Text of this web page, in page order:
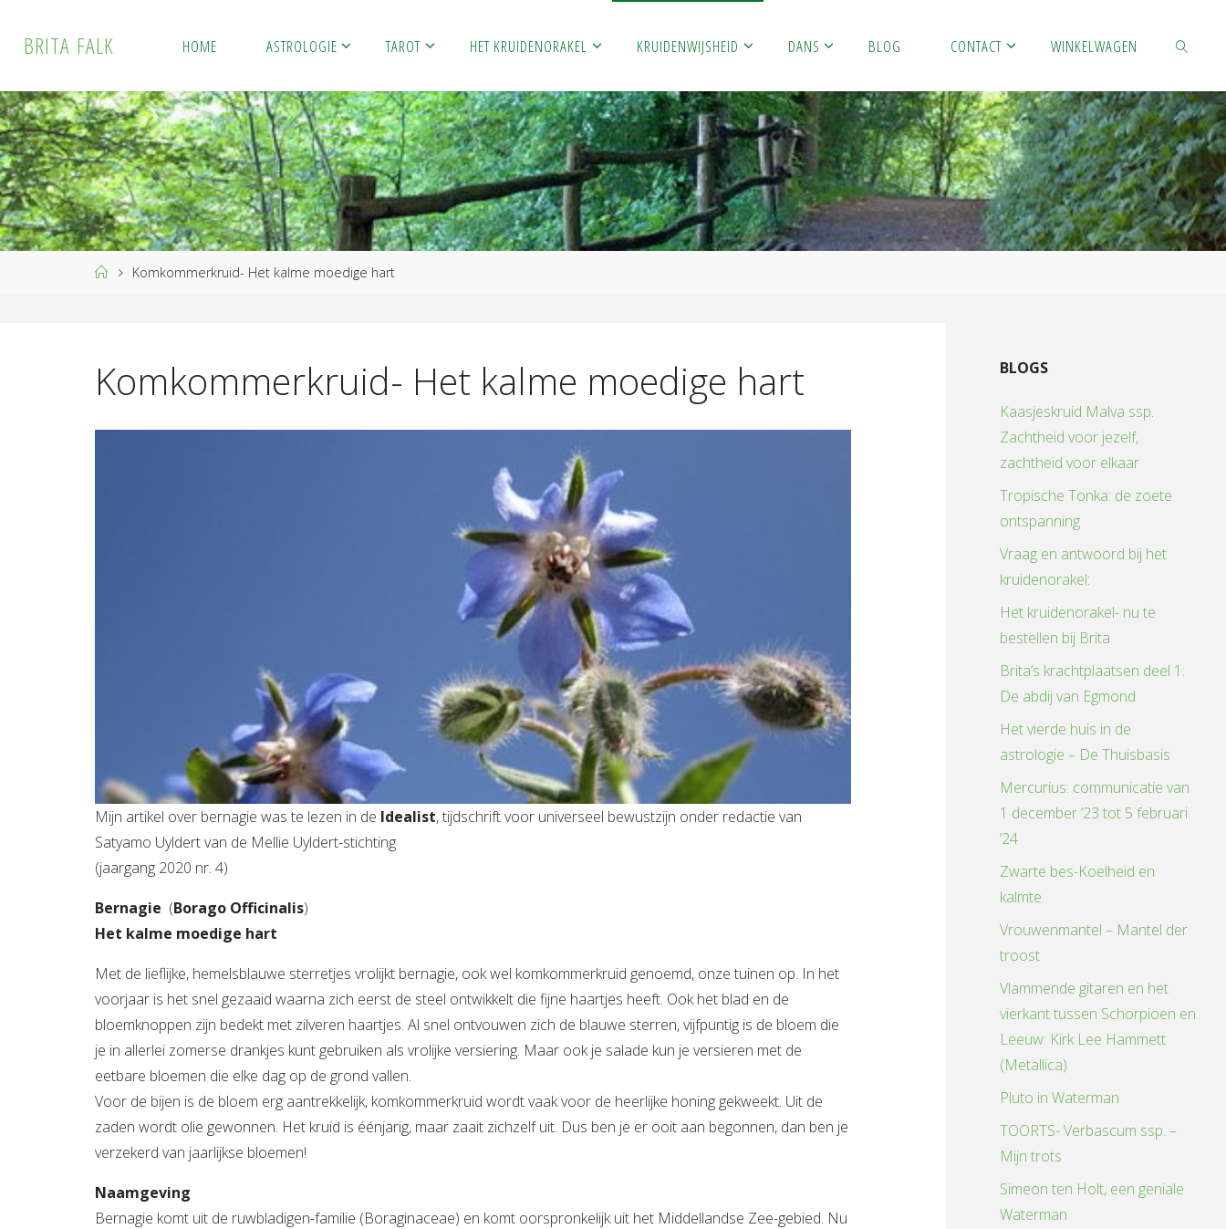
naar
inhoud
BRITA FALK HOME ASTROLOGIE TAROT HET KRUIDENORAKEL KRUIDENWIJSHEID DANS BLOG CONTACT WINKELWAGEN
ZOEKEN
HomeKomkommerkruid- Het kalme moedige hart
Komkommerkruid- Het kalme moedige hart
Mijn artikel over bernagie was te lezen in de Idealist, tijdschrift voor universeel bewustzijn onder redactie van
Satyamo Uyldert van de Mellie Uyldert-stichting
(jaargang 2020 nr. 4)
Bernagie (Borago Officinalis)
Het kalme moedige hart
Met de lieflijke, hemelsblauwe sterretjes vrolijkt bernagie, ook wel komkommerkruid genoemd, onze tuinen op. In het
voorjaar is het snel gezaaid waarna zich eerst de steel ontwikkelt die fijne haartjes heeft. Ook het blad en de
bloemknoppen zijn bedekt met zilveren haartjes. Al snel ontvouwen zich de blauwe sterren, vijfpuntig is de bloem die
je in allerlei zomerse drankjes kunt gebruiken als vrolijke versiering. Maar ook je salade kun je versieren met de
eetbare bloemen die elke dag op de grond vallen.
Voor de bijen is de bloem erg aantrekkelijk, komkommerkruid wordt vaak voor de heerlijke honing gekweekt. Uit de
zaden wordt olie gewonnen. Het kruid is éénjarig, maar zaait zichzelf uit. Dus ben je er ooit aan begonnen, dan ben je
verzekerd van jaarlijkse bloemen!
Naamgeving
Bernagie komt uit de ruwbladigen-familie (Boraginaceae) en komt oorspronkelijk uit het Middellandse Zee-gebied. Nu
BLOGS
Kaasjeskruid Malva ssp.
Zachtheid voor jezelf,
zachtheid voor elkaar
Tropische Tonka: de zoete
ontspanning
Vraag en antwoord bij het
kruidenorakel:
Het kruidenorakel- nu te
bestellen bij Brita
Brita’s krachtplaatsen deel 1:
De abdij van Egmond
Het vierde huis in de
astrologie – De Thuisbasis
Mercurius: communicatie van
1 december ’23 tot 5 februari
’24
Zwarte bes-Koelheid en
kalmte
Vrouwenmantel – Mantel der
troost
Vlammende gitaren en het
vierkant tussen Schorpioen en
Leeuw: Kirk Lee Hammett
(Metallica)
Pluto in Waterman
TOORTS- Verbascum ssp. –
Mijn trots
Simeon ten Holt, een geniale
Waterman